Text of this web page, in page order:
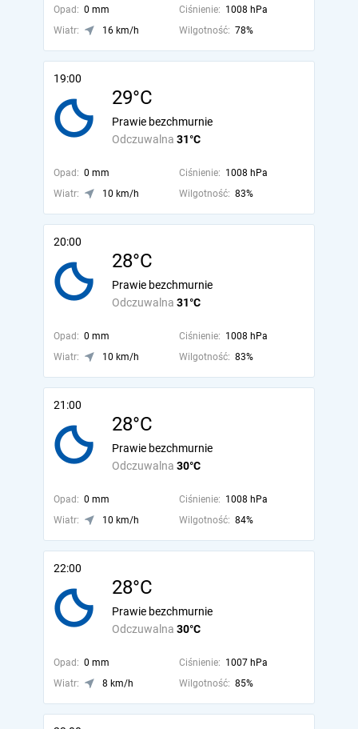
Opad: 0 mm Ciśnienie: 1008 hPa
Wiatr:
16 km/h Wilgotność: 78%
19:00
29°C
Odczuwalna 31°C
Prawie bezchmurnie
Opad: 0 mm Ciśnienie: 1008 hPa
Wiatr:
10 km/h Wilgotność: 83%
20:00
28°C
Odczuwalna 31°C
Prawie bezchmurnie
Opad: 0 mm Ciśnienie: 1008 hPa
Wiatr:
10 km/h Wilgotność: 83%
21:00
28°C
Odczuwalna 30°C
Prawie bezchmurnie
Opad: 0 mm Ciśnienie: 1008 hPa
Wiatr:
10 km/h Wilgotność: 84%
22:00
28°C
Odczuwalna 30°C
Prawie bezchmurnie
Opad: 0 mm Ciśnienie: 1007 hPa
Wiatr:
8 km/h Wilgotność: 85%